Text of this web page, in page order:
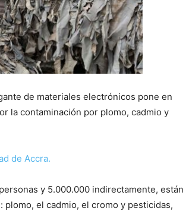
de materiales electrónicos pone en
la contaminación por plomo, cadmio y
y 5.000.000 indirectamente, están
el cadmio, el cromo y pesticidas,